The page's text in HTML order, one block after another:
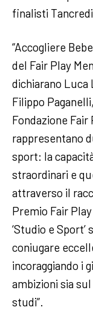
finalisti
“Accogliere
del Fair Play
dichiarano Luca
Filippo
Fondazione Fair
rappresentano
sport: la
straordinari e
attraverso il
Premio Fair
‘Studio e
coniugare
incoraggiando i
ambizioni sia
studi”.